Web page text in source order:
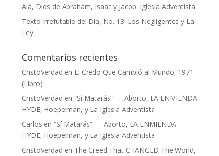
Alá, Dios de Abraham, Isaac y Jacob: Iglesia Adventista
Texto Irrefutable del Día, No. 13: Los Negligentes y La
Ley
Comentarios recientes
CristoVerdad en El Credo Que Cambió al Mundo, 1971
(Libro)
CristoVerdad en “Sí Matarás” — Aborto, LA ENMIENDA
HYDE, Hoepelman, y La Iglesia Adventista
Carlos en “Sí Matarás” — Aborto, LA ENMIENDA
HYDE, Hoepelman, y La Iglesia Adventista
CristoVerdad en The Creed That CHANGED The World,